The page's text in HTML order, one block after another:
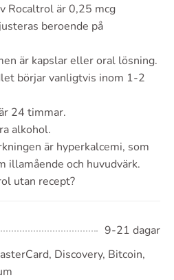
Rocaltrol är 0,25 mcg
beroende på
är kapslar eller oral lösning.
börjar vanligtvis inom 1-2
24 timmar.
alkohol.
är hyperkalcemi, som
illamående och huvudvärk.
utan recept?
9-21 dagar
Discovery, Bitcoin,